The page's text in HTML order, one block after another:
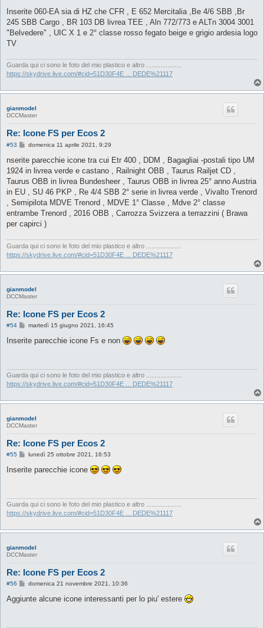
s
a
g
Inserite 060-EA sia di HZ che CFR , E 652 Mercitalia ,Be 4/6 SBB ,Br
245 SBB Cargo , BR 103 DB livrea TEE , Aln 772/773 e ALTn 3004 3001
"Belvedere" , UIC X 1 e 2° classe rosso fegato beige e grigio ardesia logo
TV
Guarda qui ci sono le foto del mio plastico e altro ....................
https://skydrive.live.com/#cid=51D30F4E ... DEDE%21117
gianmodel
DCCMaster
Re: Icone FS per Ecos 2
#53
M
s
a
g
o
domenica 11 aprile 2021, 9:29
nserite parecchie icone tra cui Etr 400 , DDM , Bagagliai -postali tipo UM
1924 in livrea verde e castano , Railnight OBB , Taurus Railjet CD ,
Taurus OBB in livrea Bundesheer , Taurus OBB in livrea 25° anno Austria
in EU , SU 46 PKP , Re 4/4 SBB 2° serie in livrea verde , Vivalto Trenord
, Semipilota MDVE Trenord , MDVE 1° Classe , Mdve 2° classe
entrambe Trenord , 2016 OBB , Carrozza Svizzera a terrazzini ( Brawa
per capirci )
Guarda qui ci sono le foto del mio plastico e altro ....................
https://skydrive.live.com/#cid=51D30F4E ... DEDE%21117
gianmodel
DCCMaster
Re: Icone FS per Ecos 2
#54
M
s
i
o
martedì 15 giugno 2021, 16:45
Inserite parecchie icone Fs e non
Guarda qui ci sono le foto del mio plastico e altro ....................
https://skydrive.live.com/#cid=51D30F4E ... DEDE%21117
gianmodel
DCCMaster
Re: Icone FS per Ecos 2
#55
M
s
i
o
lunedì 25 ottobre 2021, 16:53
Inserite parecchie icone
Guarda qui ci sono le foto del mio plastico e altro ....................
https://skydrive.live.com/#cid=51D30F4E ... DEDE%21117
gianmodel
DCCMaster
Re: Icone FS per Ecos 2
#56
M
s
domenica 21 novembre 2021, 10:36
Aggiunte alcune icone interessanti per lo piu' estere